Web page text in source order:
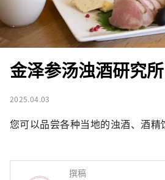
金泽参汤浊酒研究所
2025.04.03
您可以品尝各种当地的浊酒、酒精
撰稿